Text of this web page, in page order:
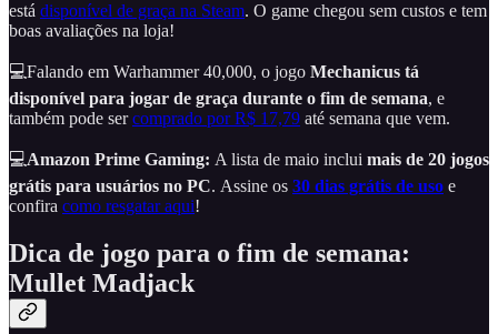
está disponível de graça na Steam. O game chegou sem custos e tem
boas avaliações na loja!
💻Falando em Warhammer 40,000, o jogo Mechanicus tá
disponível para jogar de graça durante o fim de semana, e
também pode sercomprado por R$ 17,79 até semana que vem.
💻Amazon Prime Gaming: A lista de maio inclui mais de 20 jogos
grátis para usuários no PC. Assine os 30 dias grátis de uso e
confira como resgatar aqui!
Dica de jogo para o fim de semana:
Mullet Madjack